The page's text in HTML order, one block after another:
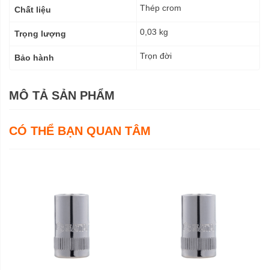
Chất liệu Thép crom
Trọng lượng 0,03 kg
Bảo hành Trọn đời
MÔ TẢ SẢN PHẨM
CÓ THỂ BẠN QUAN TÂM